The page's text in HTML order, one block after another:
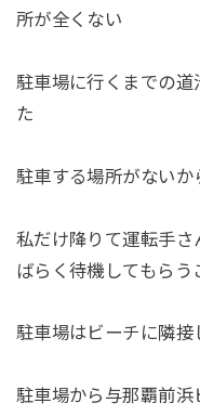
所が全くない
駐車場に行くまでの
た
駐車する場所がないか
私だけ降りて運転手
ばらく待機してもらう
駐車場はビーチに隣接
駐車場から与那覇前